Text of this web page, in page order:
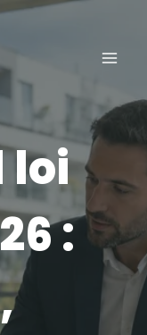
loi
: